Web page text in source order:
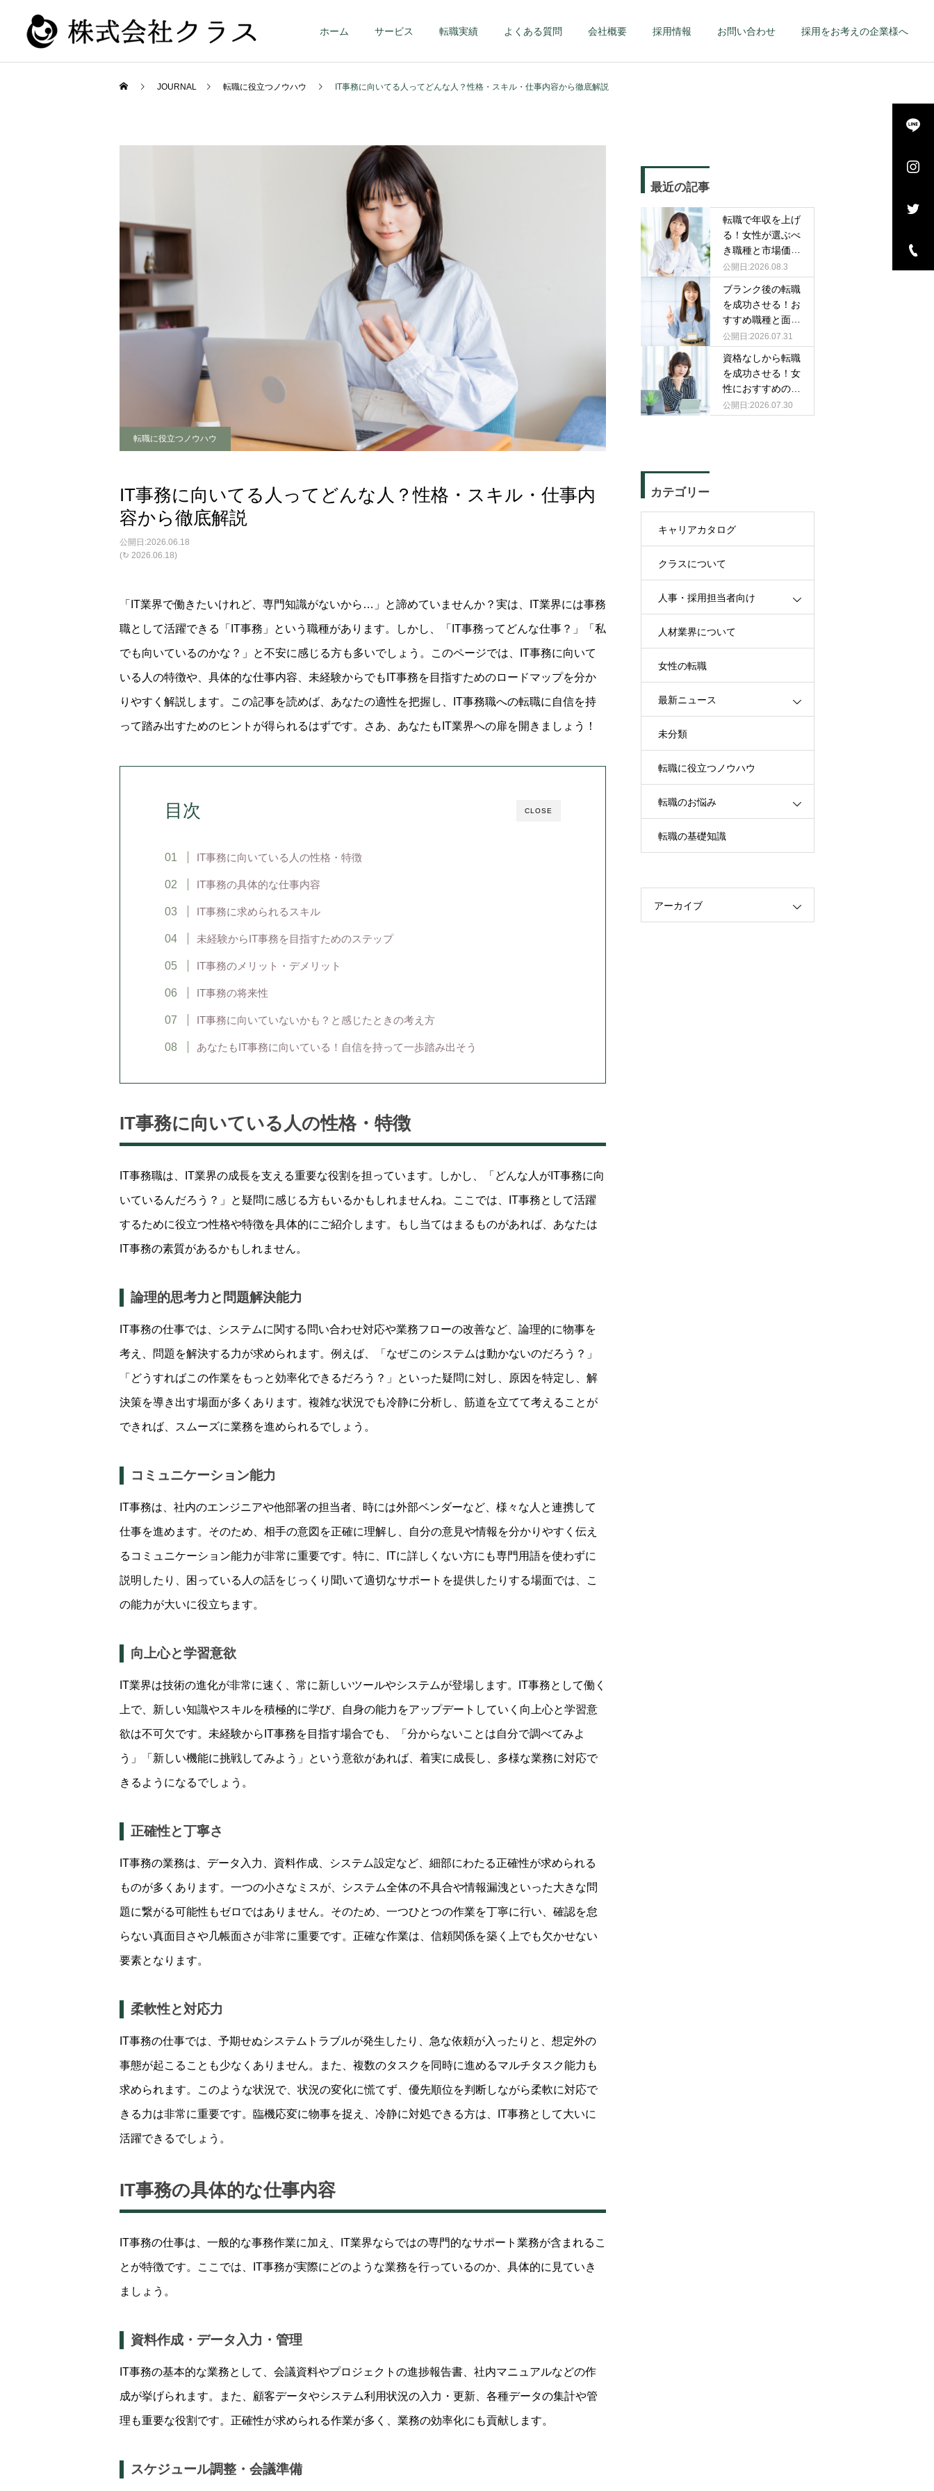
ホーム サービス 転職実績 よくある質問 会社概要 採用情報 お問い合わせ 採用をお考えの企業様へ
第二新卒・メンバーク
ラス
JOURNAL 転職に役立つノウハウ IT事務に向いてる人ってどんな人？性格・スキル・仕事内容から徹底解説
転職に役立つノウハウ
IT事務に向いてる人ってどんな人？性格・スキル・仕事内
容から徹底解説
2026.06.18
(↻ 2026.06.18)
「IT業界で働きたいけれど、専門知識がないから…」と諦めていませんか？実は、IT業界には事務
職として活躍できる「IT事務」という職種があります。しかし、「IT事務ってどんな仕事？」「私
でも向いているのかな？」と不安に感じる方も多いでしょう。このページでは、IT事務に向いて
いる人の特徴や、具体的な仕事内容、未経験からでもIT事務を目指すためのロードマップを分か
りやすく解説します。この記事を読めば、あなたの適性を把握し、IT事務職への転職に自信を持
って踏み出すためのヒントが得られるはずです。さあ、あなたもIT業界への扉を開きましょう！
CLOSE
目次
IT事務に向いている人の性格・特徴
IT事務の具体的な仕事内容
IT事務に求められるスキル
未経験からIT事務を目指すためのステップ
IT事務のメリット・デメリット
IT事務の将来性
IT事務に向いていないかも？と感じたときの考え方
あなたもIT事務に向いている！自信を持って一歩踏み出そう
IT事務に向いている人の性格・特徴
IT事務職は、IT業界の成長を支える重要な役割を担っています。しかし、「どんな人がIT事務に向
いているんだろう？」と疑問に感じる方もいるかもしれませんね。ここでは、IT事務として活躍
するために役立つ性格や特徴を具体的にご紹介します。もし当てはまるものがあれば、あなたは
IT事務の素質があるかもしれません。
論理的思考力と問題解決能力
IT事務の仕事では、システムに関する問い合わせ対応や業務フローの改善など、論理的に物事を
考え、問題を解決する力が求められます。例えば、「なぜこのシステムは動かないのだろう？」
「どうすればこの作業をもっと効率化できるだろう？」といった疑問に対し、原因を特定し、解
決策を導き出す場面が多くあります。複雑な状況でも冷静に分析し、筋道を立てて考えることが
できれば、スムーズに業務を進められるでしょう。
コミュニケーション能力
IT事務は、社内のエンジニアや他部署の担当者、時には外部ベンダーなど、様々な人と連携して
仕事を進めます。そのため、相手の意図を正確に理解し、自分の意見や情報を分かりやすく伝え
るコミュニケーション能力が非常に重要です。特に、ITに詳しくない方にも専門用語を使わずに
説明したり、困っている人の話をじっくり聞いて適切なサポートを提供したりする場面では、こ
の能力が大いに役立ちます。
向上心と学習意欲
IT業界は技術の進化が非常に速く、常に新しいツールやシステムが登場します。IT事務として働く
上で、新しい知識やスキルを積極的に学び、自身の能力をアップデートしていく向上心と学習意
欲は不可欠です。未経験からIT事務を目指す場合でも、「分からないことは自分で調べてみよ
う」「新しい機能に挑戦してみよう」という意欲があれば、着実に成長し、多様な業務に対応で
きるようになるでしょう。
正確性と丁寧さ
IT事務の業務は、データ入力、資料作成、システム設定など、細部にわたる正確性が求められる
ものが多くあります。一つの小さなミスが、システム全体の不具合や情報漏洩といった大きな問
題に繋がる可能性もゼロではありません。そのため、一つひとつの作業を丁寧に行い、確認を怠
らない真面目さや几帳面さが非常に重要です。正確な作業は、信頼関係を築く上でも欠かせない
要素となります。
柔軟性と対応力
IT事務の仕事では、予期せぬシステムトラブルが発生したり、急な依頼が入ったりと、想定外の
事態が起こることも少なくありません。また、複数のタスクを同時に進めるマルチタスク能力も
求められます。このような状況で、状況の変化に慌てず、優先順位を判断しながら柔軟に対応で
きる力は非常に重要です。臨機応変に物事を捉え、冷静に対処できる方は、IT事務として大いに
活躍できるでしょう。
IT事務の具体的な仕事内容
IT事務の仕事は、一般的な事務作業に加え、IT業界ならではの専門的なサポート業務が含まれるこ
とが特徴です。ここでは、IT事務が実際にどのような業務を行っているのか、具体的に見ていき
ましょう。
資料作成・データ入力・管理
IT事務の基本的な業務として、会議資料やプロジェクトの進捗報告書、社内マニュアルなどの作
成が挙げられます。また、顧客データやシステム利用状況の入力・更新、各種データの集計や管
理も重要な役割です。正確性が求められる作業が多く、業務の効率化にも貢献します。
スケジュール調整・会議準備
最近の記事
転職で年収を上げ
る！女性が選ぶべ
き職種と市場価値
を高める戦略
2026.08.3
ブランク後の転職
を成功させる！お
すすめ職種と面接
での伝え方2026.07.31
資格なしから転職
を成功させる！女
性におすすめの職
種と選び方2026.07.30
カテゴリー
キャリアカタログ
クラスについて
人事・採用担当者向け
人材業界について
女性の転職
最新ニュース
未分類
転職に役立つノウハウ
転職のお悩み
転職の基礎知識
アーカイブ